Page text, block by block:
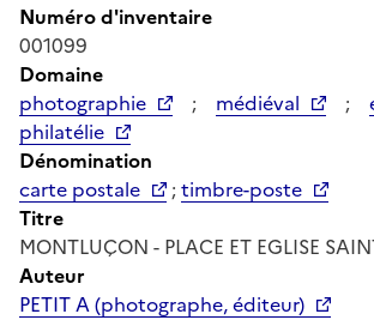
Numéro d'inventaire
001099
Domaine
photographie
; médiéval ;
philatélie
Dénomination
carte postale
;timbre-poste
Titre
MONTLUÇON - PLACE ET EGLISE
Auteur
PETIT A (photographe, éditeur)